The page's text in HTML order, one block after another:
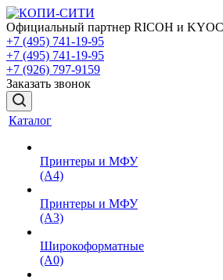
Официальный партнер RICOH и
+7 (495) 741-19-95
+7 (495) 741-19-95
+7 (926) 797-9159
Заказать звонок
Каталог
Принтеры и МФУ
(А4)
Принтеры и МФУ
(А3)
Широкоформатные
(А0)